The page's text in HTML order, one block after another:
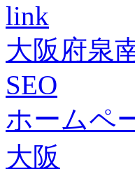
link
大阪府泉
SEO
ホームペ
大阪